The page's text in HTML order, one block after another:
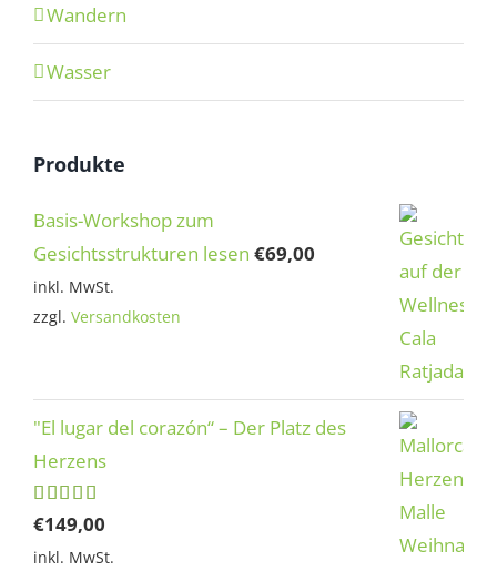
Wandern
Wasser
Produkte
Basis-Workshop zum
Gesichtsstrukturen lesen €69,00
inkl. MwSt.
zzgl. Versandkosten
"El lugar del corazón“ – Der Platz des
Herzens
Bewertet
5.00
von 5
€149,00
inkl. MwSt.